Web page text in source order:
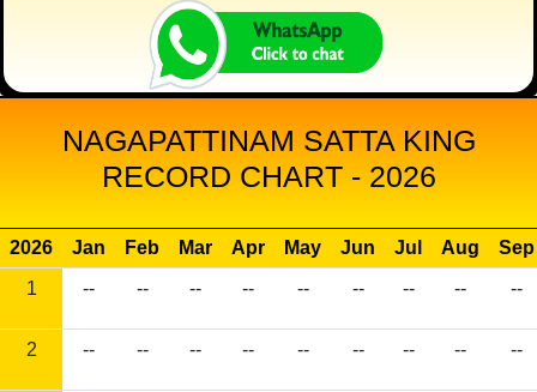
NAGAPATTINAM SATTA KING
RECORD CHART - 2026
2026 Jan Feb Mar Apr May Jun Jul Aug
Sep
1
-- -- -- -- -- -- -- -- --
2 -- -- -- -- -- -- -- -- --